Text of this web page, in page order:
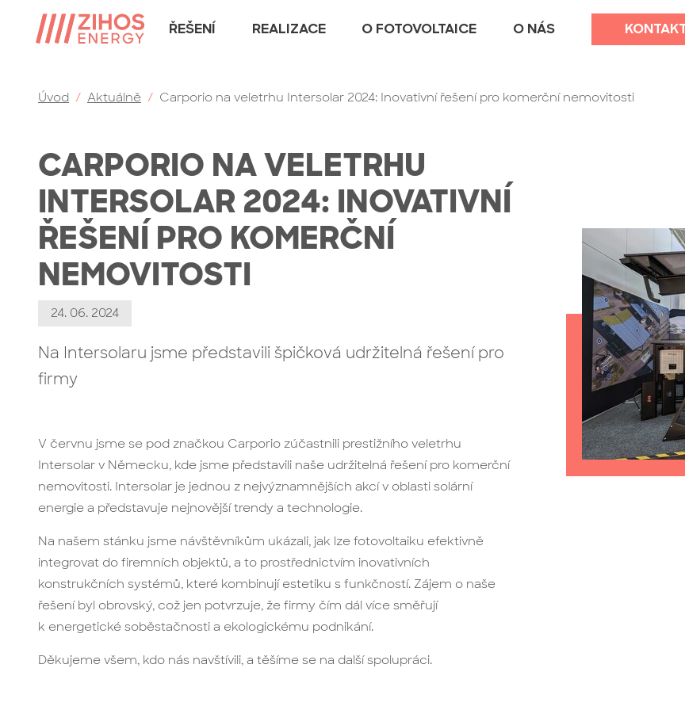
ŘEŠENÍ REALIZACE O FOTOVOLTAICE O NÁS KONTAKT
Úvod / Aktuálně / Carporio na veletrhu Intersolar 2024: Inovativní řešení pro komerční nemovitosti
CARPORIO NA VELETRHU
INTERSOLAR 2024: INOVATIVNÍ
ŘEŠENÍ PRO KOMERČNÍ
NEMOVITOSTI
24. 06. 2024
Na Intersolaru jsme představili špičková udržitelná řešení pro
firmy
V červnu jsme se pod značkou Carporio zúčastnili prestižního veletrhu
Intersolar v Německu, kde jsme představili naše udržitelná řešení pro komerční
nemovitosti. Intersolar je jednou z nejvýznamnějších akcí v oblasti solární
energie a představuje nejnovější trendy a technologie.
Na našem stánku jsme návštěvníkům ukázali, jak lze fotovoltaiku efektivně
integrovat do firemních objektů, a to prostřednictvím inovativních
konstrukčních systémů, které kombinují estetiku s funkčností. Zájem o naše
řešení byl obrovský, což jen potvrzuje, že firmy čím dál více směřují
k energetické soběstačnosti a ekologickému podnikání.
Děkujeme všem, kdo nás navštívili, a těšíme se na další spolupráci.